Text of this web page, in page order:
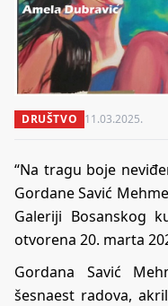
DRUŠTVO 11.03.2025.
“Na tragu boje
Gordane Savić
Galeriji Bosanskog
otvorena 20. marta
Gordana Savić
šesnaest radova,